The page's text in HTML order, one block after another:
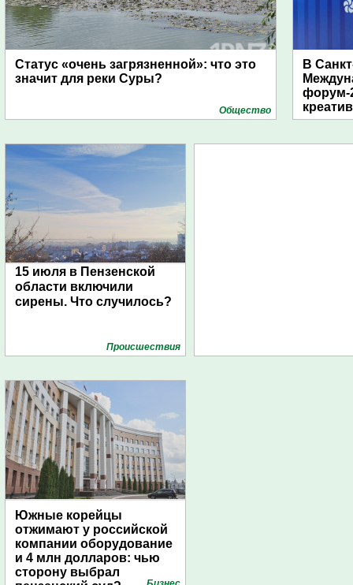
Статус «очень загрязненной»: что это
значит для реки Суры?
Общество
В
форум-
15 июля в Пензенской
области включили
сирены. Что случилось?
Проиcшествия
Южные корейцы
отжимают у российской
компании оборудование
и 4 млн долларов: чью
сторону выбрал